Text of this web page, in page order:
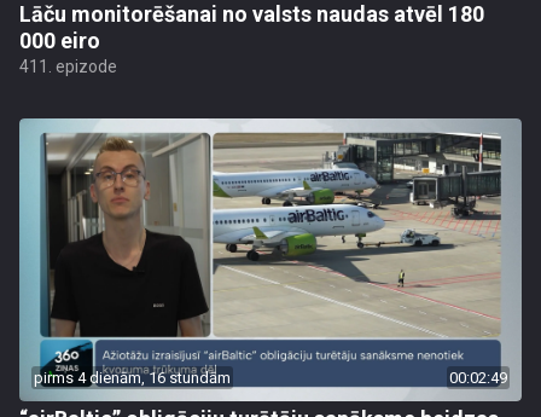
Lāču monitorēšanai no valsts naudas atvēl 180
000 eiro
411. epizode
pirms 4 dienām, 16 stundām 00:02:49